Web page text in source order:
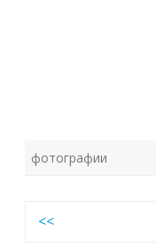
фотографии
Навигация
<<